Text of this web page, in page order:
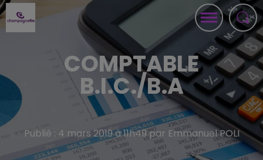
COMPTABLE
B.I.C./B.A
Publié : 4 mars 2019 à 11h49 par Emmanuel POLI